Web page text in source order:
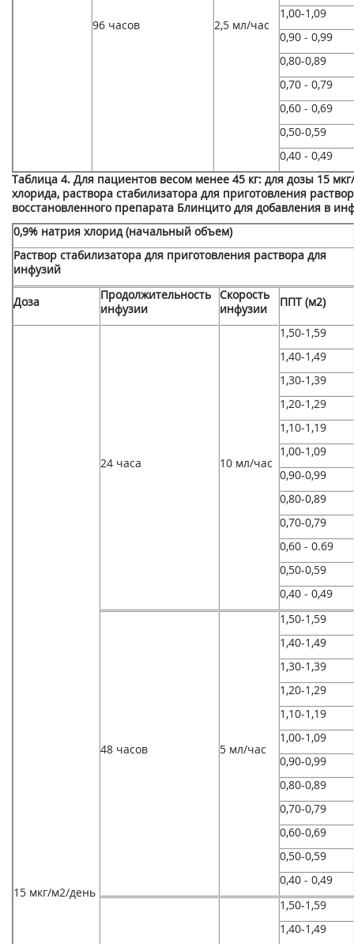
96 часов 2,5 мл/час
1,00-1,09
0,90 - 0,99
0,80-0,89
0,70 - 0,79
0,60 - 0,69
0,50-0,59
0,40 - 0,49
Таблица 4. Для пациентов весом менее 45 кг: для дозы 15
хлорида, раствора стабилизатора для приготовления
восстановленного препарата Блинцито для добавления в
0,9% натрия хлорид (начальный объем)
Раствор стабилизатора для приготовления раствора для
инфузий
Доза
Продолжительность
инфузии
Скорость
инфузии
ППТ (м2)
15 мкг/м2/день
24 часа 10 мл/час
1,50-1,59
1,40-1,49
1,30-1,39
1,20-1,29
1,10-1,19
1,00-1,09
0,90-0,99
0,80-0,89
0,70-0,79
0,60 - 0.69
0,50-0,59
0,40 - 0,49
48 часов 5 мл/час
1,50-1,59
1,40-1,49
1,30-1,39
1,20-1,29
1,10-1,19
1,00-1,09
0,90-0,99
0,80-0,89
0,70-0,79
0,60-0,69
0,50-0,59
0,40 - 0,49
1,50-1,59
1,40-1,49